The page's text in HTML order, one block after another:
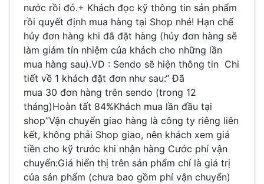
nước rồi đó.+ Khách đọc kỹ thông tin sản phẩm
rồi quyết định mua hàng tại Shop nhé! Hạn chế
hủy đơn hàng khi đã đặt hàng (hủy đơn hàng sẽ
làm giảm tín nhiệm của khách cho những lần
mua hàng sau).VD : Sendo sẽ hiện thông tin Chi
tiết về 1 khách đặt đơn như sau:“ Đã
mua 30 đơn hàng trên sendo (trong 12
tháng)Hoàn tất 84%Khách mua lần đầu tại
shop”Vận chuyển giao hàng là công ty riêng liên
kết, không phải Shop giao, nên khách xem giá
tiền cho kỹ trước khi nhận hàng Cước phí vận
chuyển:Giá hiển thị trên sản phẩm chỉ là giá trị
của sản phẩm (chưa bao gồm phí vận chuyển)